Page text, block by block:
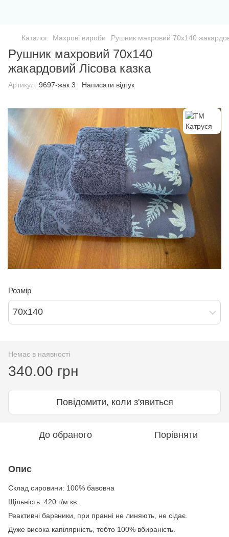
Каталог Махрові вироби Рушник махровий 70х140
Рушник махровий 70х140
жакардовий Лісова казка
Артикул: 9697-жак 3 Написати відгук
Розмір
70х140
Немає в наявності
340.00 грн
Повідомити, коли з'явиться
До обраного Порівняти
Опис
Склад сировини: 100% бавовна
Щільність: 420 г/м кв.
Реактивні барвники, при пранні не линяють, не сідає.
Дуже висока капілярність, тобто 100% вбираність.